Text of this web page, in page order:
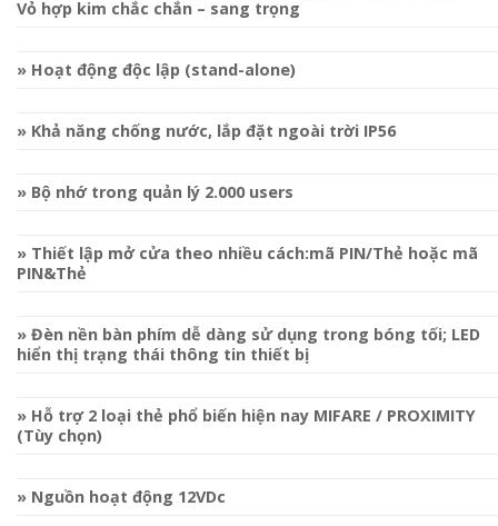
Vỏ hợp kim chắc chắn – sang trọng
» Hoạt động độc lập (stand-alone)
» Khả năng chống nước, lắp đặt ngoài trời IP56
» Bộ nhớ trong quản lý 2.000 users
» Thiết lập mở cửa theo nhiều cách:mã PIN/Thẻ hoặc mã
PIN&Thẻ
» Đèn nền bàn phím dễ dàng sử dụng trong bóng tối; LED
hiển thị trạng thái thông tin thiết bị
» Hỗ trợ 2 loại thẻ phổ biến hiện nay MIFARE / PROXIMITY
(Tùy chọn)
» Nguồn hoạt động 12VDc